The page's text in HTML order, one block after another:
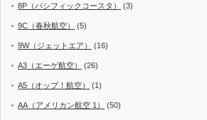
8P（パシフィックコースタ） (3)
9C（春秋航空） (5)
9W（ジェットエア） (16)
A3（エーゲ航空） (26)
A5（オップ！航空） (1)
AA（アメリカン航空 1） (50)